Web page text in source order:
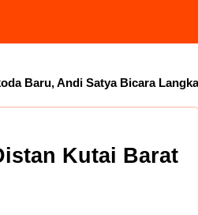
Baru, Andi Satya Bicara
Dana Transfer
Lima Raperda di Luar
Fisik Belum Cair, Kepala Daerah
Kutai Barat